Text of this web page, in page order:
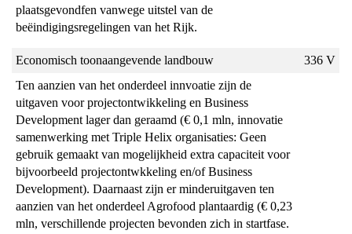
plaatsgevondfen vanwege uitstel van de
beëindigingsregelingen van het Rijk.
Economisch toonaangevende landbouw
336 V
Ten aanzien van het onderdeel innvoatie zijn de
uitgaven voor projectontwikkeling en Business
Development lager dan geraamd (€ 0,1 mln, innovatie
samenwerking met Triple Helix organisaties: Geen
gebruik gemaakt van mogelijkheid extra capaciteit voor
bijvoorbeeld projectontwkkeling en/of Business
Development). Daarnaast zijn er minderuitgaven ten
aanzien van het onderdeel Agrofood plantaardig (€ 0,23
mln, verschillende projecten bevonden zich in startfase.